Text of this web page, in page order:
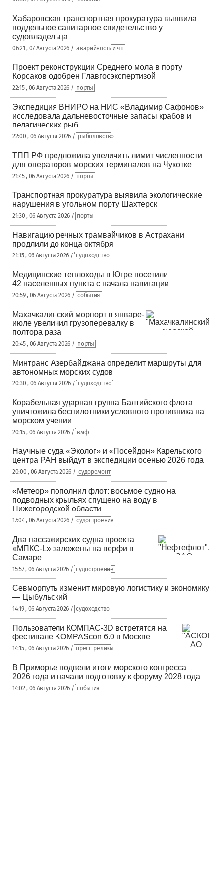
Хабаровская транспортная прокуратура выявила
поддельное санитарное свидетельство у
судовладельца
06:21 , 07 Августа 2026 / аварийность и чп
Проект реконструкции Среднего мола в порту
Корсаков одобрен Главгосэкспертизой
22:15 , 06 Августа 2026 / порты
Экспедиция ВНИРО на НИС «Владимир Сафонов»
исследовала дальневосточные запасы крабов и
пелагических рыб
22:00 , 06 Августа 2026 / рыболовство
ТПП РФ предложила увеличить лимит численности
для операторов морских терминалов на Чукотке
21:45 , 06 Августа 2026 / порты
Транспортная прокуратура выявила экологические
нарушения в угольном порту Шахтерск
21:30 , 06 Августа 2026 / порты
Навигацию речных трамвайчиков в Астрахани
продлили до конца октября
21:15 , 06 Августа 2026 / судоходство
Медицинские теплоходы в Югре посетили
42 населенных пункта с начала навигации
20:59 , 06 Августа 2026 / события
Махачкалинский морпорт в январе-
июле увеличил грузоперевалку в
полтора раза
20:45 , 06 Августа 2026 / порты
Минтранс Азербайджана определит маршруты для
автономных морских судов
20:30 , 06 Августа 2026 / судоходство
Корабельная ударная группа Балтийского флота
уничтожила беспилотники условного противника на
морском учении
20:15 , 06 Августа 2026 / вмф
Научные суда «Эколог» и «Посейдон» Карельского
центра РАН выйдут в экспедиции осенью 2026 года
20:00 , 06 Августа 2026 / судоремонт
«Метеор» пополнил флот: восьмое судно на
подводных крыльях спущено на воду в
Нижегородской области
17:04 , 06 Августа 2026 / судостроение
Два пассажирских судна проекта
«МПКС-L» заложены на верфи в
Самаре
15:57 , 06 Августа 2026 / судостроение
Севморпуть изменит мировую логистику и экономику
— Цыбульский
14:19 , 06 Августа 2026 / судоходство
Пользователи КОМПАС-3D встретятся на
фестивале KOMPAScon 6.0 в Москве
14:15 , 06 Августа 2026 / пресс-релизы
В Приморье подвели итоги морского конгресса
2026 года и начали подготовку к форуму 2028 года
14:02 , 06 Августа 2026 / события